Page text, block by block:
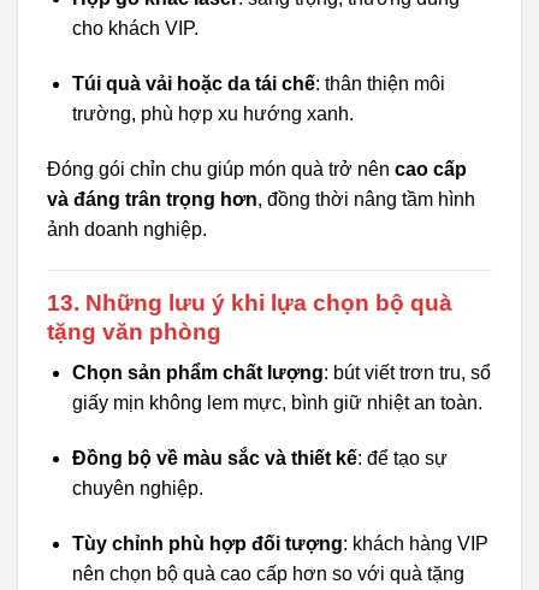
cho khách VIP.
Túi quà vải hoặc da tái chế: thân thiện môi
trường, phù hợp xu hướng xanh.
Đóng gói chỉn chu giúp món quà trở nên cao cấp
và đáng trân trọng hơn, đồng thời nâng tầm hình
ảnh doanh nghiệp.
13. Những lưu ý khi lựa chọn bộ quà
tặng văn phòng
Chọn sản phẩm chất lượng: bút viết trơn tru, sổ
giấy mịn không lem mực, bình giữ nhiệt an toàn.
Đồng bộ về màu sắc và thiết kế: để tạo sự
chuyên nghiệp.
Tùy chỉnh phù hợp đối tượng: khách hàng VIP
nên chọn bộ quà cao cấp hơn so với quà tặng